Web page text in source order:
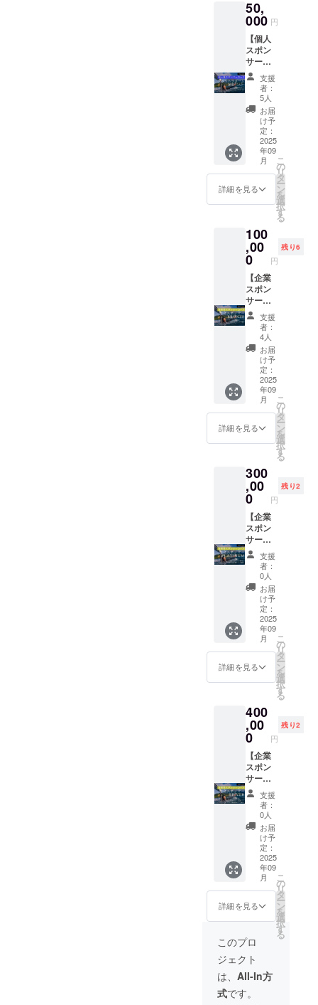
ニック
ネーム
を記載
いたし
ます 。
・[掲載
期間]：
事業が
存続す
る限り
掲載 ・
[掲載方
法]：文
字のみ
・[注意
事項]：
※御支援
時に記
お名
前・
ニック
ネーム
を備考
欄にご
記入く
ださ
い。
■ お礼
メール
・ 記載
いただ
いた
メール
アドレ
スに感
謝の気
持ちを
込めて
メール
をお送
りしま
す。
てくれ
ていま
す！ ・
サイ
ズ：S・
M・L・
XXXL
・素
材：綿
100%
[注意事
項①]デ
ザイン
と色が
確定し
メール
にてお
いたし
ます。
その際
にご希
望の生
地色と
サイズ
をご返
信くだ
さい。
クラウ
ドファ
ンディ
ング終
了から1
週間以
内にお
たしま
す。 [注
②]参考
までに
現時点
でのご
希望の
サイ
ズ・生
地色を
記載い
ただけ
ると助
かりま
す。※こ
の時点
では注
文サイ
ズ・生
確定さ
れない
安心く
ださ
い。
■ 動画
記名 ・
Volcano
Cupの
SNSに
あげる
お礼動
画でご
指定の
お名
前・
ニック
ネーム
を記載
ます 。
・[掲載
事業が
存続す
る限り
掲載 ・
[掲載方
法]：文
場所：
桜島
シーサ
イドホ
テル
（鹿児
島市古
里町
1078-
63） ・
桜島
シーサ
イドホ
テルの
温泉付
支援者
様の交
は各自
でご負
担くだ
さい。
・クラ
ウド
ファン
ディン
グ終了
後、日
時など
詳細情
報を
メール
にてご
案内し
■
Volcano
ルＴ
シャツ
桜島在
住の山
下ゆり
なさん
がデザ
インし
てくれ
ていま
す！ ・
サイ
ズ：S・
M・L・
XL・
XXXL
材：綿
100%
ザイン
と色が
確定し
次第
メール
にてお
知らせ
いたし
ます。
その際
にご希
望の生
地色と
サイズ
をご返
信くだ
クラウ
ドファ
ング終
了から1
週間以
内にお
送りい
たしま
短1週間
から来
年2026
年9月ま
で開催
可能で
す。 ※
日程や
具体的
な体験
内容な
ど詳細
情報は
メール
にて御
に相談
させて
■ 動画
記名 ・
Volcano
Cupの
SNSに
あげる
お礼動
画でご
指定の
お名
前・
ニック
ネーム
を記載
いたし
ます 。
期間]：
事業が
掲載 ・
[掲載方
法]：文
字のみ
・[注意
事項]：
※御支援
時に記
名する
お名
前・
ニック
ネーム
を備考
欄にご
記入く
い。
■ お礼
いただ
いた
メール
アドレ
スに感
謝の気
持ちを
込めて
お礼
メール
をお送
りしま
す。
ト
フォー
ムに記
名しま
す。 ・
[掲載期
間]：事
業が存
続する
限り掲
載 ・[掲
載方
法]：文
字のみ
・[注意
事項]：
※御支援
前・
ニック
ネーム
を備考
欄にご
記入く
ださ
い。
■ 動画
記名 ・
Volcano
Cupの
SNSに
あげる
お礼動
画でご
指定の
お名
を記載
いたし
ます 。
・[掲載
期間]：
事業が
存続す
る限り
掲載 ・
[掲載方
法]：文
字のみ
・[注意
事項]：
※プラッ
フォー
ムへの
御支援
時に動
画へ記
名する
お名
前・
ニック
ネーム
も別途
備考欄
にご記
入くだ
さい。
■ お礼
メール
・ 記載
いただ
いた
スに感
持ちを
込めて
メール
イビン
体験
コース
です。
・ [体験
内容]:
現状ス
キルを
確認・
相談の
上、
プール
または
海にて
フリー
ダイビ
ング体
[所要時
間]: 2~4
時間 ・
[開催場
所]: 霧
島市民
国分総
合プー
リーダ
イビン
グに必
要な機
材はこ
ちらで
ご用意
いたし
ます。
から来
年2026
年9月ま
で開催
可能で
す。 ※
日程や
具体的
な体験
内容な
ど詳細
情報は
メール
にて御
支援後
に相談
させて
くださ
■ 動画
Volcano
Cupの
SNSに
あげる
お礼動
画でご
指定の
お名
前・
ニック
ネーム
を記載
いたし
ます 。
・[掲載
期間]：
事業が
存続す
[掲載方
法]：文
字のみ
・[注意
事項]：
※御支援
50,
000 円
【個人
スポン
サー
コー
ス：フ
リーダ
イビン
グ専用
プラッ
フォー
ム記名
（サイ
ズ
大）】
■ フ
イビン
グ専用
プラッ
ト
フォー
ム記名
（サイ
ズ大）
支援者
様専用
ご指定
の名
前・
ニック
ネーム
をフ
リーダ
イビン
グ専用
プラッ
フォー
ムに記
名しま
す。 ・
[掲載期
間]：事
業が存
続する
限り掲
載 ・[掲
載方
法]：文
字のみ
・[注意
事項]：
※御支援
時に記
名する
お名
前・
ネーム
を備考
欄にご
記入く
ださ
い。
■ 動画
記名 ・
Volcano
Cupの
SNSに
あげる
お礼動
画でご
指定の
お名
前・
ニック
ネーム
を記載
いたし
ます 。
・[掲載
期間]：
事業が
存続す
支援
者：
5人
お届
け予
定：
2025
年09
月
詳細を見る
こ
の
リ
タ
ー
ン
を
選
択
す
る
100
,00
0 円
残り6
【企業
スポン
サー：
大会ス
ポン
サー
BRONZ
E】 ■
ログ露
出 以下
の場面
でロゴ
または
企業名
を掲載
いたし
2025年
公式大
会Tシャ
ツ（※本
クラウ
ドファ
ンディ
ング用
の
Volcano
Cupオ
リジナ
ルTシャ
ツとは
異なり
ます）
・ 2025
年大会
結果報
告（※大
毎日、
当日の
結果報
告が
我々の
SNSで
投稿さ
れま
す） ・
2025年
大会公
式動画
のエン
ドロー
ル（※
我々の
SNSで
投稿さ
れま
す） [掲
載期間]
事業が
存続す
る限り
掲載 [掲
載方法]
支援
者：
4人
お届
け予
定：
2025
年09
月
詳細を見る
こ
の
リ
タ
ー
ン
を
選
択
す
る
300
,00
0 円
残り2
【企業
スポン
サー：
大会ス
ポン
サー
PLATIN
UM】
■ 大会
時フラ
グ設置/
ブース
出展用
スペー
ス提供
大会開
日とク
ロージ
ング
パー
ティー
にてフ
ラグの
設置お
よび出
展ス
ペース
を提供
します
[大会開
催日] 9
月19日
（金）
、20日
（土）
、22日
（月）
、23日
（火）
9:00~
[大会設
置可能
支援
者：
0人
お届
け予
定：
2025
年09
月
詳細を見る
こ
の
リ
タ
ー
ン
を
選
択
す
る
400
,00
0 円
残り2
【企業
スポン
サー：
大会ス
ポン
サー
SILVER
】 ■
大会公
式動画
冒頭で
ロゴ露
出 大会
公式動
画の冒
頭にて
企業名
をスポ
ンサー
として
表記い
たしま
支援
者：
0人
お届
け予
定：
2025
年09
月
詳細を見る
こ
の
リ
タ
ー
ン
を
選
択
す
る
このプロ
ジェクト
は、 All-In方
式です。